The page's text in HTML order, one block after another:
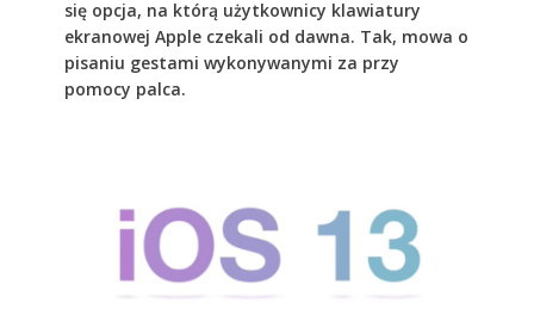
się opcja, na którą użytkownicy klawiatury
ekranowej Apple czekali od dawna. Tak, mowa o
pisaniu gestami wykonywanymi za przy
pomocy palca.